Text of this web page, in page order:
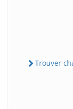
Trouver